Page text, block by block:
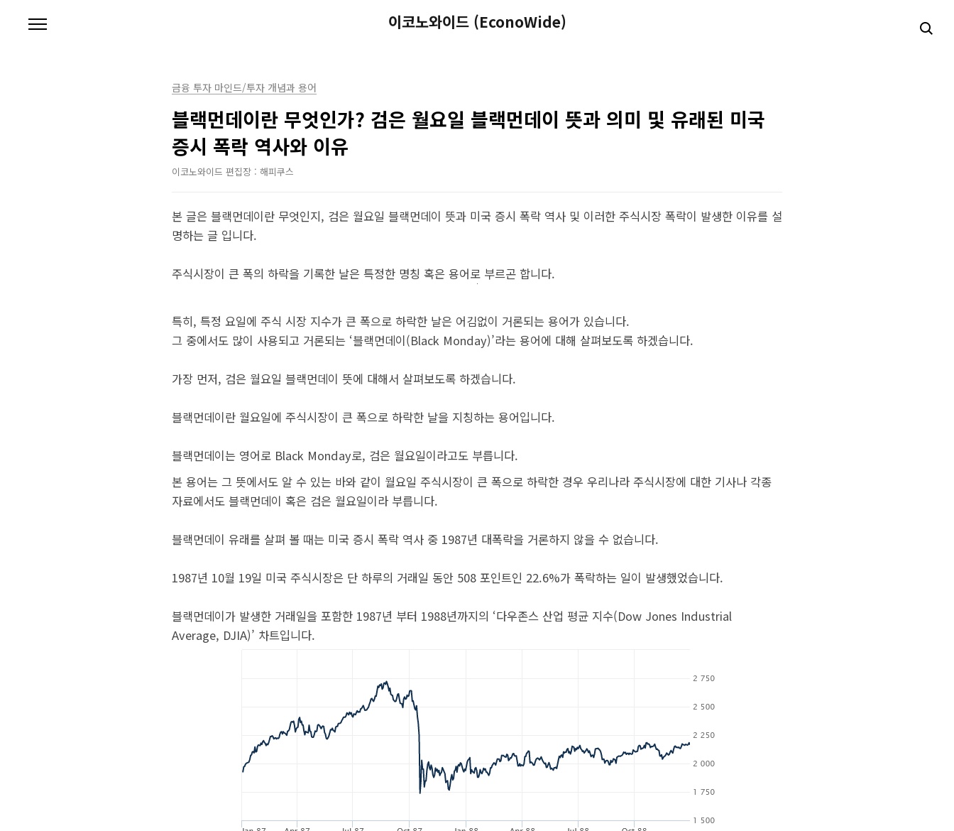
이코노와이드 (EconoWide)
금융 투자 마인드/투자 개념과 용어
블랙먼데이란 무엇인가? 검은 월요일 블랙먼데이 뜻과 의미 및 유래된 미국
증시 폭락 역사와 이유
이코노와이드 편집장 : 해피쿠스
본 글은 블랙먼데이란 무엇인지, 검은 월요일 블랙먼데이 뜻과 미국 증시 폭락 역사 및 이러한 주식시장 폭락이 발생한 이유를 설
명하는 글 입니다.
주식시장이 큰 폭의 하락을 기록한 날은 특정한 명칭 혹은 용어로 부르곤 합니다.
특히, 특정 요일에 주식 시장 지수가 큰 폭으로 하락한 날은 어김없이 거론되는 용어가 있습니다.
그 중에서도 많이 사용되고 거론되는 ‘블랙먼데이(Black Monday)’라는 용어에 대해 살펴보도록 하겠습니다.
가장 먼저, 검은 월요일 블랙먼데이 뜻에 대해서 살펴보도록 하겠습니다.
블랙먼데이란 월요일에 주식시장이 큰 폭으로 하락한 날을 지칭하는 용어입니다.
블랙먼데이는 영어로 Black Monday로, 검은 월요일이라고도 부릅니다.
본 용어는 그 뜻에서도 알 수 있는 바와 같이 월요일 주식시장이 큰 폭으로 하락한 경우 우리나라 주식시장에 대한 기사나 각종
자료에서도 블랙먼데이 혹은 검은 월요일이라 부릅니다.
블랙먼데이 유래를 살펴 볼 때는 미국 증시 폭락 역사 중 1987년 대폭락을 거론하지 않을 수 없습니다.
1987년 10월 19일 미국 주식시장은 단 하루의 거래일 동안 508 포인트인 22.6%가 폭락하는 일이 발생했었습니다.
블랙먼데이가 발생한 거래일을 포함한 1987년 부터 1988년까지의 ‘다우존스 산업 평균 지수(Dow Jones Industrial
Average, DJIA)’ 차트입니다.